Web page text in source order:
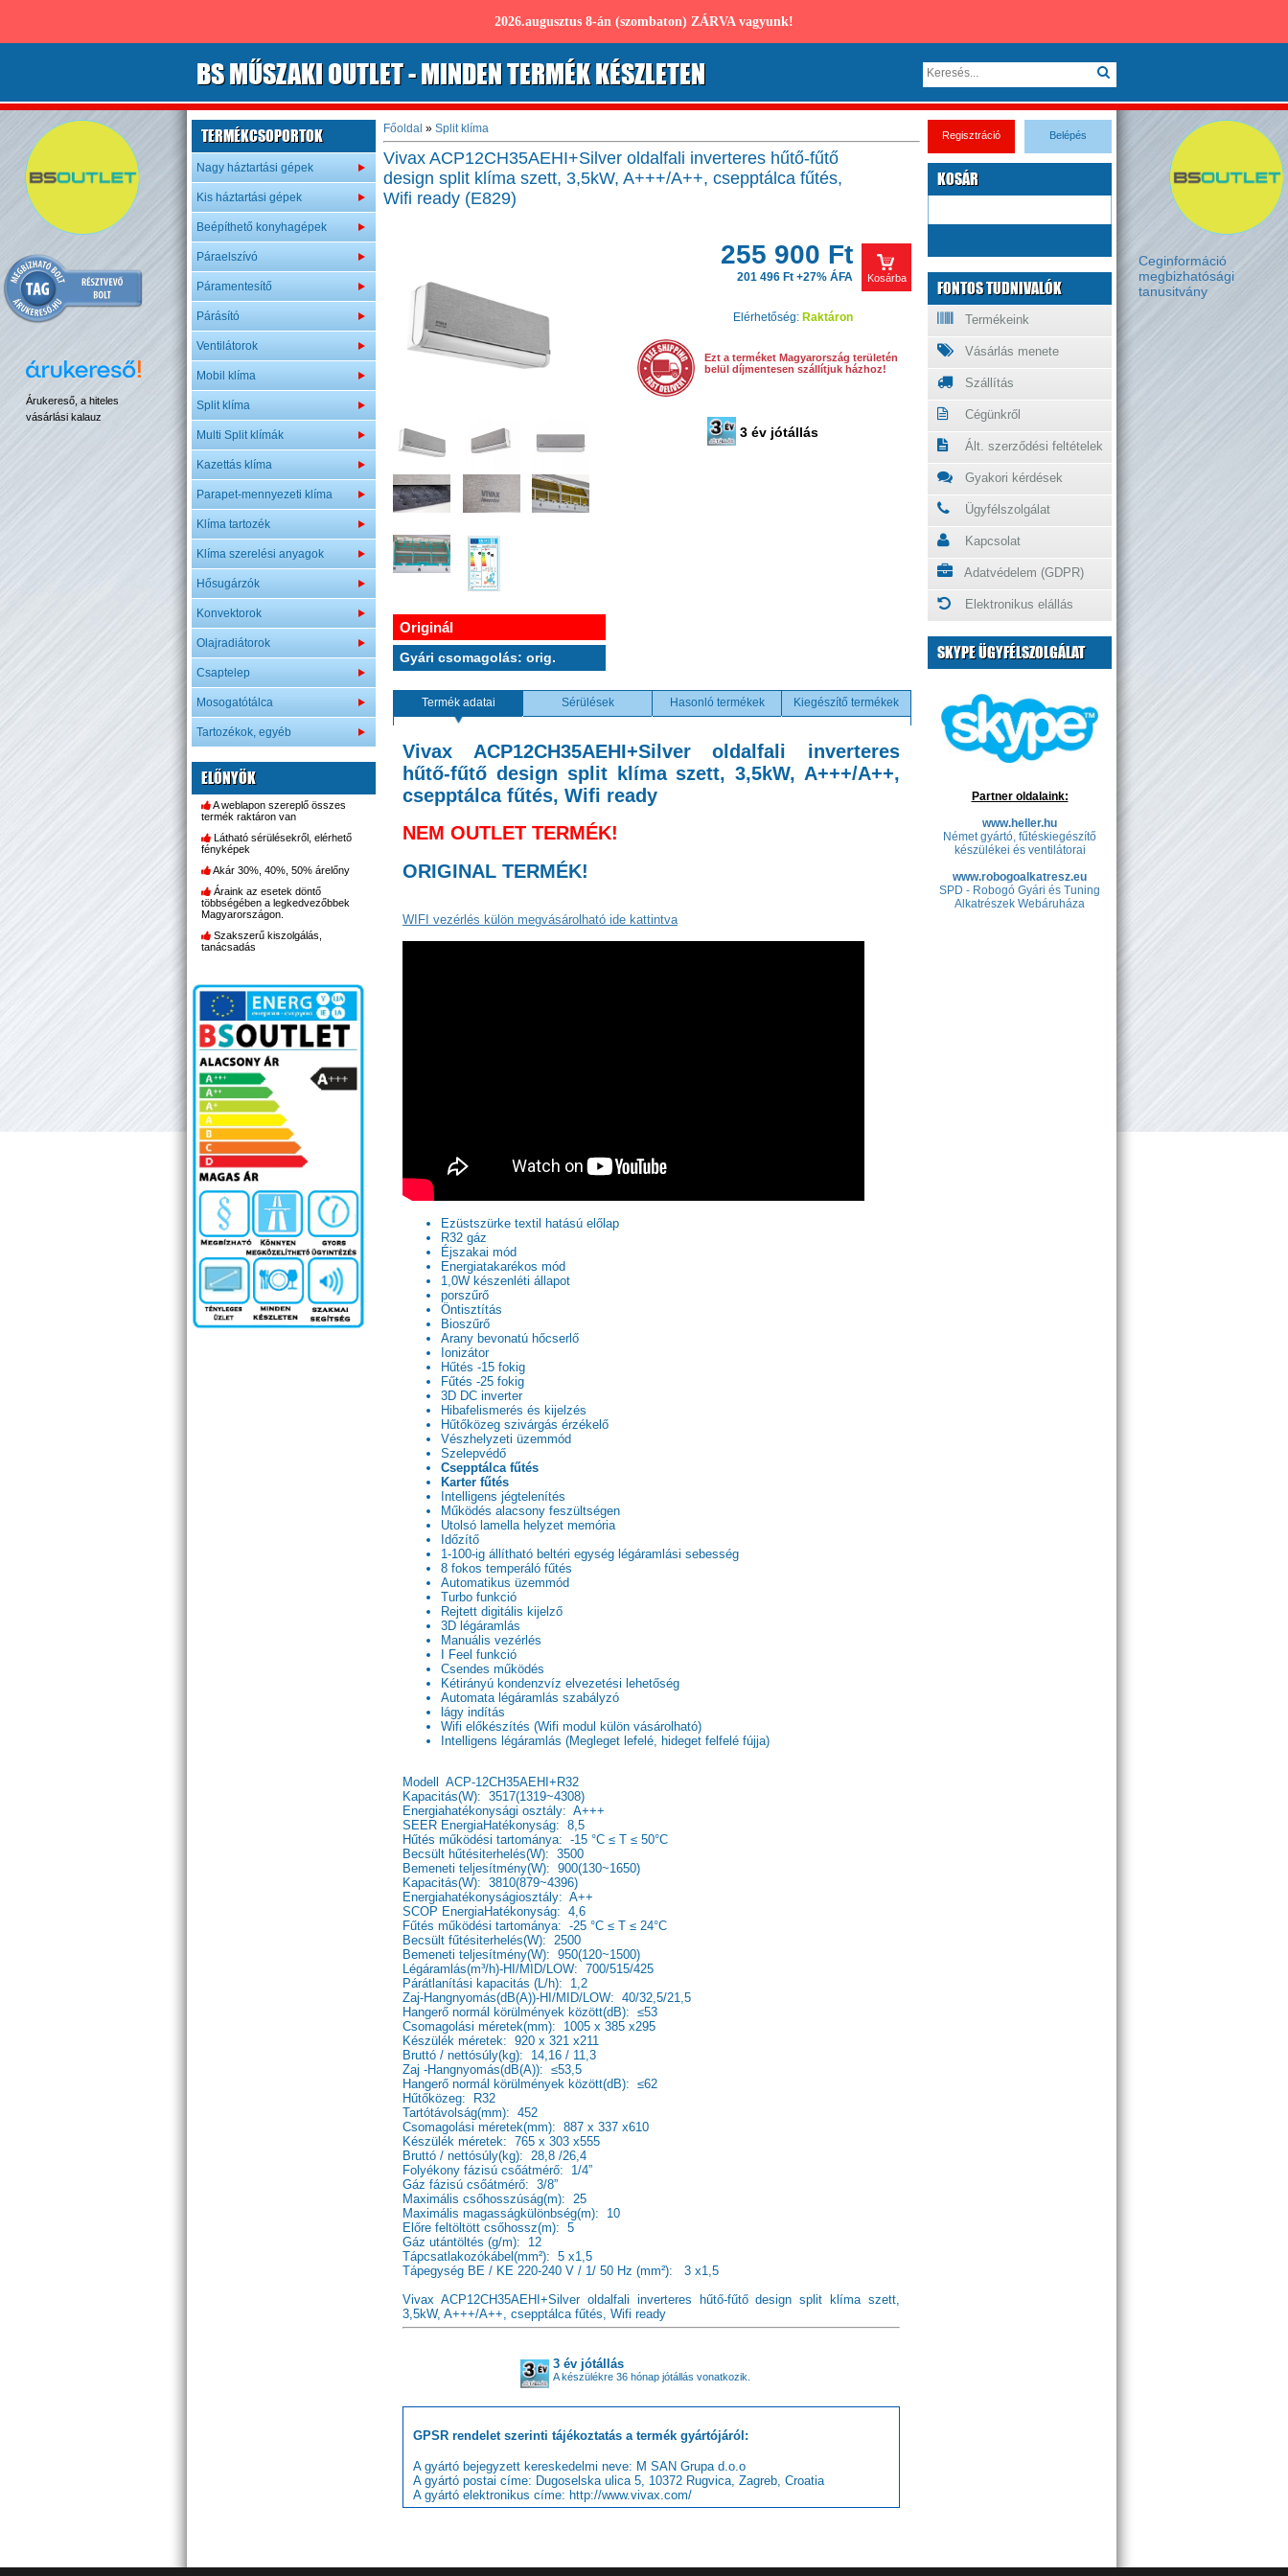
2026.augusztus 8-án (szombaton) ZÁRVA vagyunk!
BSMŰSZAKI OUTLET- MINDEN TERMÉK KÉSZLETEN
Árukereső, a hiteles
vásárlási kalauz
Ceginformáció
megbizhatósági
tanusitvány
TERMÉKCSOPORTOK
Nagy háztartási gépek
Kis háztartási gépek
Beépíthető konyhagépek
Páraelszívó
Páramentesítő
Párásító
Ventilátorok
Mobil klíma
Split klíma
Multi Split klímák
Kazettás klíma
Parapet-mennyezeti klíma
Klíma tartozék
Klíma szerelési anyagok
Hősugárzók
Konvektorok
Olajradiátorok
Csaptelep
Mosogatótálca
Tartozékok, egyéb
ELŐNYÖK
A weblapon szereplő összes
termék raktáron van
Látható sérülésekről, elérhető
fényképek
Akár 30%, 40%, 50% árelőny
Áraink az esetek döntő
többségében a legkedvezőbbek
Magyarországon.
Szakszerű kiszolgálás,
tanácsadás
Főoldal » Split klíma
Vivax ACP12CH35AEHI+Silver oldalfali inverteres hűtő-fűtő
design split klíma szett, 3,5kW, A+++/A++, csepptálca fűtés,
Wifi ready (E829)
Originál
Gyári csomagolás: orig.
255 900 Ft
201 496 Ft +27% ÁFA Kosárba
Elérhetőség: Raktáron
Ezt a terméket Magyarország területén
belül díjmentesen szállítjuk házhoz!
3 év jótállás
Termék adatai Sérülések Hasonló termékek Kiegészítő termékek
Vivax ACP12CH35AEHI+Silver oldalfali inverteres
hűtő-fűtő design split klíma szett, 3,5kW, A+++/A++,
csepptálca fűtés, Wifi ready
NEM OUTLET TERMÉK!
ORIGINAL TERMÉK!
WIFI vezérlés külön megvásárolható ide kattintva
Ezüstszürke textil hatású előlap
R32 gáz
Éjszakai mód
Energiatakarékos mód
1,0W készenléti állapot
porszűrő
Öntisztítás
Bioszűrő
Arany bevonatú hőcserlő
Ionizátor
Hűtés -15 fokig
Fűtés -25 fokig
3D DC inverter
Hibafelismerés és kijelzés
Hűtőközeg szivárgás érzékelő
Vészhelyzeti üzemmód
Szelepvédő
Csepptálca fűtés
Karter fűtés
Intelligens jégtelenítés
Működés alacsony feszültségen
Utolsó lamella helyzet memória
Időzítő
1-100-ig állítható beltéri egység légáramlási sebesség
8 fokos temperáló fűtés
Automatikus üzemmód
Turbo funkció
Rejtett digitális kijelző
3D légáramlás
Manuális vezérlés
I Feel funkció
Csendes működés
Kétirányú kondenzvíz elvezetési lehetőség
Automata légáramlás szabályzó
lágy indítás
Wifi előkészítés (Wifi modul külön vásárolható)
Intelligens légáramlás (Megleget lefelé, hideget felfelé fújja)
Modell ACP-12CH35AEHI+R32
Kapacitás(W): 3517(1319~4308)
Energiahatékonysági osztály: A+++
SEER EnergiaHatékonyság: 8,5
Hűtés működési tartománya: -15 °C ≤ T ≤ 50°C
Becsült hűtésiterhelés(W): 3500
Bemeneti teljesítmény(W): 900(130~1650)
Kapacitás(W): 3810(879~4396)
Energiahatékonyságiosztály: A++
SCOP EnergiaHatékonyság: 4,6
Fűtés működési tartománya: -25 °C ≤ T ≤ 24°C
Becsült fűtésiterhelés(W): 2500
Bemeneti teljesítmény(W): 950(120~1500)
Légáramlás(m³/h)-HI/MID/LOW: 700/515/425
Párátlanítási kapacitás (L/h): 1,2
Zaj-Hangnyomás(dB(A))-HI/MID/LOW: 40/32,5/21,5
Hangerő normál körülmények között(dB): ≤53
Csomagolási méretek(mm): 1005 x 385 x295
Készülék méretek: 920 x 321 x211
Bruttó / nettósúly(kg): 14,16 / 11,3
Zaj -Hangnyomás(dB(A)): ≤53,5
Hangerő normál körülmények között(dB): ≤62
Hűtőközeg: R32
Tartótávolság(mm): 452
Csomagolási méretek(mm): 887 x 337 x610
Készülék méretek: 765 x 303 x555
Bruttó / nettósúly(kg): 28,8 /26,4
Folyékony fázisú csőátmérő: 1/4”
Gáz fázisú csőátmérő: 3/8”
Maximális csőhosszúság(m): 25
Maximális magasságkülönbség(m): 10
Előre feltöltött csőhossz(m): 5
Gáz utántöltés (g/m): 12
Tápcsatlakozókábel(mm²): 5 x1,5
Tápegység BE / KE 220-240 V / 1/ 50 Hz (mm²): 3 x1,5
Vivax ACP12CH35AEHI+Silver oldalfali inverteres hűtő-fűtő design split klíma szett,
3,5kW, A+++/A++, csepptálca fűtés, Wifi ready
3 év jótállás
A készülékre 36 hónap jótállás vonatkozik.
GPSR rendelet szerinti tájékoztatás a termék gyártójáról:
A gyártó bejegyzett kereskedelmi neve: M SAN Grupa d.o.o
A gyártó postai címe: Dugoselska ulica 5, 10372 Rugvica, Zagreb, Croatia
A gyártó elektronikus címe: http://www.vivax.com/
Regisztráció Belépés
KOSÁR
FONTOS TUDNIVALÓK
Termékeink
Vásárlás menete
Szállítás
Cégünkről
Ált. szerződési feltételek
Gyakori kérdések
Ügyfélszolgálat
Kapcsolat
Adatvédelem (GDPR)
Elektronikus elállás
SKYPE ÜGYFÉLSZOLGÁLAT
Partner oldalaink:
www.heller.hu
Német gyártó, fűtéskiegészítő
készülékei és ventilátorai
www.robogoalkatresz.eu
SPD - Robogó Gyári és Tuning
Alkatrészek Webáruháza